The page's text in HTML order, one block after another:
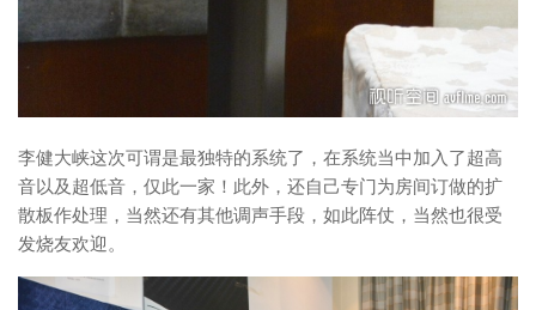
李健大峡这次可谓是最独特的系统了，在系统当中加入了超高
音以及超低音，仅此一家！此外，还自己专门为房间订做的扩
散板作处理，当然还有其他调声手段，如此阵仗，当然也很受
发烧友欢迎。